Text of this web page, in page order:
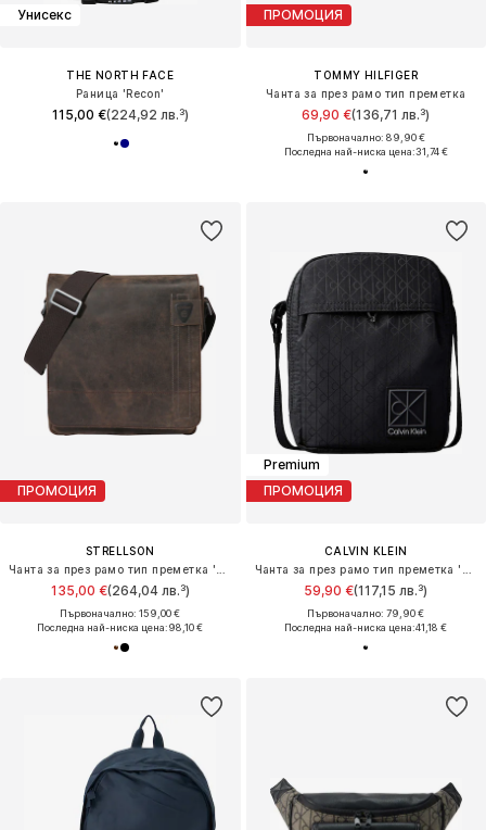
Унисекс
THE NORTH FACE
Раница 'Recon'
115,00 €(224,92 лв.³)
ПРОМОЦИЯ
TOMMY HILFIGER
Чанта за през рамо тип преметка
69,90 €(136,71 лв.³)
Първоначално: 89,90 €
Последна най-ниска цена:31,74 €
ПРОМОЦИЯ
STRELLSON
135,00 €(264,04 лв.³)
Първоначално: 159,00 €
Последна най-ниска цена:98,10 €
Premium
ПРОМОЦИЯ
CALVIN KLEIN
59,90 €(117,15 лв.³)
Първоначално: 79,90 €
Последна най-ниска цена:41,18 €